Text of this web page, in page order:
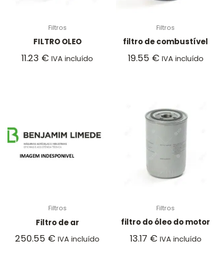
Filtros
FILTRO OLEO
11.23 € IVA incluído
Filtros
filtro de combustível
19.55 € IVA incluído
Filtros
Filtro de ar
250.55 € IVA incluído
Filtros
filtro do óleo do motor
13.17 € IVA incluído